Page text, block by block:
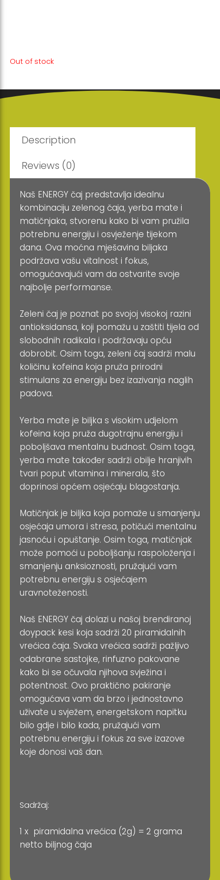
Out of stock
Description
Reviews (0)
Naš ENERGY čaj predstavlja idealnu
kombinaciju zelenog čaja, yerba mate i
matičnjaka, stvorenu kako bi vam pružila
potrebnu energiju i osvježenje tijekom
dana. Ova moćna mješavina biljaka
podržava vašu vitalnost i fokus,
omogućavajući vam da ostvarite svoje
najbolje performanse.
Zeleni čaj je poznat po svojoj visokoj razini
antioksidansa, koji pomažu u zaštiti tijela od
slobodnih radikala i podržavaju opću
dobrobit. Osim toga, zeleni čaj sadrži malu
količinu kofeina koja pruža prirodni
stimulans za energiju bez izazivanja naglih
padova.
Yerba mate je biljka s visokim udjelom
kofeina koja pruža dugotrajnu energiju i
poboljšava mentalnu budnost. Osim toga,
yerba mate također sadrži obilje hranjivih
tvari poput vitamina i minerala, što
doprinosi općem osjećaju blagostanja.
Matičnjak je biljka koja pomaže u smanjenju
osjećaja umora i stresa, potičući mentalnu
jasnoću i opuštanje. Osim toga, matičnjak
može pomoći u poboljšanju raspoloženja i
smanjenju anksioznosti, pružajući vam
potrebnu energiju s osjećajem
uravnoteženosti.
Naš ENERGY čaj dolazi u našoj brendiranoj
doypack kesi koja sadrži 20 piramidalnih
vrećica čaja. Svaka vrećica sadrži pažljivo
odabrane sastojke, rinfuzno pakovane
kako bi se očuvala njihova svježina i
potentnost. Ovo praktično pakiranje
omogućava vam da brzo i jednostavno
uživate u svježem, energetskom napitku
bilo gdje i bilo kada, pružajući vam
potrebnu energiju i fokus za sve izazove
koje donosi vaš dan.
Sadržaj:
1 x piramidalna vrećica (2g) = 2 grama
netto biljnog čaja